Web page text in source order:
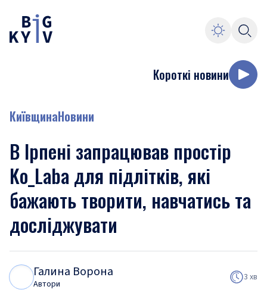
Короткі новини
КиївщинаНовини
В Ірпені запрацював простір
Ko_Laba для підлітків, які
бажають творити, навчатись та
досліджувати
Галина Ворона
Автори
3 хв